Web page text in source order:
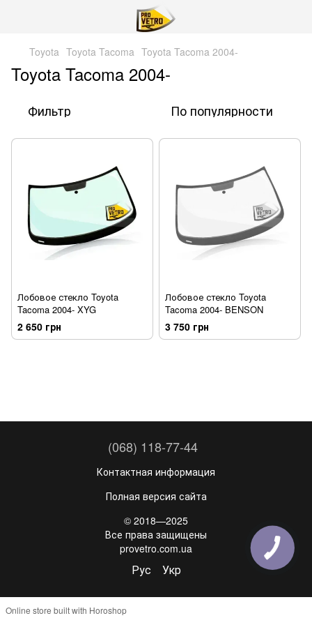
Toyota Toyota Tacoma Toyota Tacoma 2004-
Toyota Tacoma 2004-
Фильтр По популярности
Лобовое стекло Toyota
Tacoma 2004- XYG
2 650 грн
Лобовое стекло Toyota
Tacoma 2004- BENSON
3 750 грн
(068) 118-77-44
Контактная информация
Полная версия сайта
© 2018—2025
Все права защищены
provetro.com.ua
Рус Укр
Online store built with Horoshop